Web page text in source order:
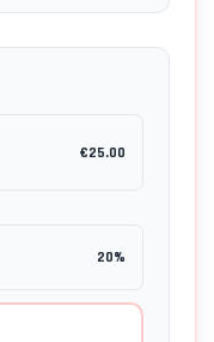
€25.00
20%